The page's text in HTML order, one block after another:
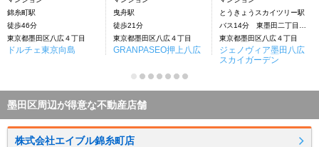
錦糸町駅
徒歩46分
東京都墨田区八広４丁目
ドルチェ東京向島
曳舟駅
徒歩21分
東京都墨田区八広４丁目
GRANPASEO押上八広
とうきょうスカイツリー駅
バス14分 東墨田二丁目下車：停歩5分
東京都墨田区八広４丁目
ジェノヴィア墨田八広
スカイガーデン
墨田区周辺が得意な不動産店舗
株式会社エイブル錦糸町店